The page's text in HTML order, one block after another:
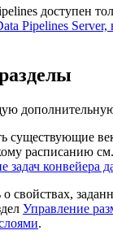
доступен
Pipelines
существующие
расписанию
задач конвейера
свойствах,
Управление
.